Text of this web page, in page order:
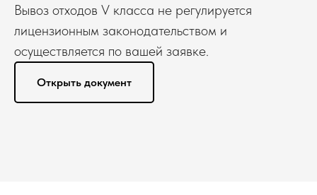
Вывоз отходов V класса не регулируется
лицензионным законодательством и
осуществляется по вашей заявке.
Открыть документ